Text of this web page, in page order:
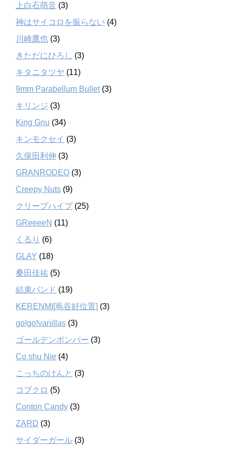
上白石萌音 (3)
神はサイコロを振らない (4)
川崎鷹也 (3)
きただにひろし (3)
キタニタツヤ (11)
9mm Parabellum Bullet(3)
キリンジ (3)
King Gnu (34)
キンモクセイ (3)
久保田利伸 (3)
GRANRODEO (3)
Creepy Nuts (9)
クリープハイプ(25)
GReeeeN (11)
くるり (6)
GLAY (18)
桑田佳祐 (5)
結束バンド (19)
KERENMI[蔦谷好位置] (3)
go!go!vanillas (3)
ゴールデンボンバー (3)
Co shu Nie (4)
こっちのけんと (3)
コブクロ (5)
Conton Candy (3)
ZARD (3)
サイダーガール (3)